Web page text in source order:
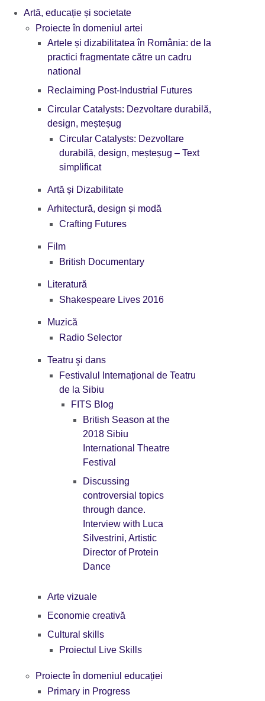
Artă, educație și societate
Proiecte în domeniul artei
Artele și dizabilitatea în România: de la
practici fragmentate către un cadru
national
Reclaiming Post-Industrial Futures
Circular Catalysts: Dezvoltare durabilă,
design, meșteșug
Circular Catalysts: Dezvoltare
durabilă, design, meșteșug – Text
simplificat
Artă și Dizabilitate
Arhitectură, design și modă
Crafting Futures
Film
British Documentary
Literatură
Shakespeare Lives 2016
Muzică
Radio Selector
Teatru şi dans
Festivalul Internațional de Teatru
de la Sibiu
FITS Blog
British Season at the
2018 Sibiu
International Theatre
Festival
Discussing
controversial topics
through dance.
Interview with Luca
Silvestrini, Artistic
Director of Protein
Dance
Arte vizuale
Economie creativă
Cultural skills
Proiectul Live Skills
Proiecte în domeniul educației
Primary in Progress